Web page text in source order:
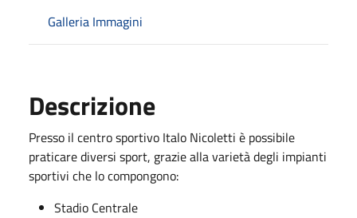
Galleria Immagini
Descrizione
Presso il centro sportivo Italo Nicoletti è possibile
praticare diversi sport, grazie alla varietà degli impianti
sportivi che lo compongono:
Stadio Centrale